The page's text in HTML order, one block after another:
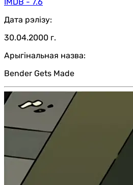
Дата рэлізу:
30.04.2000 г.
Арыгінальная назва:
Bender Gets Made